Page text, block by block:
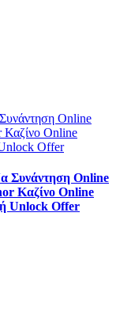
Online
Καζίνο Online
Offer
Συνάντηση Online
Καζίνο Online
Unlock Offer